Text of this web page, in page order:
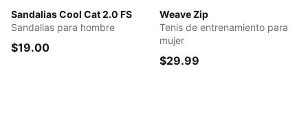
Sandalias Cool Cat 2.0 FS
Cool Dark Gray-PUMA Black
Sandalias para hombre
$19.00
Weave Zip
PUMA Black-PUMA Black
Tenis de entrenamiento para
mujer
$29.99